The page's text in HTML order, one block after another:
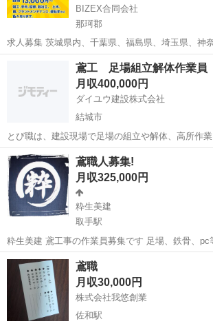
BIZEX合同会社
那珂郡
求人募集 茨城県内、千葉県、福島県、埼玉県、神奈川県、東京都その
他全国の方募集しております。コロナで仕事探し
す。 出張も希望できます。寮完備 業種は土工、プラントメンテナン
ス、電気工事、塗装、外構、鳶、...
鳶職 太陽光
鳶工 足場組立解体作業
月収400,000円
ダイユウ建設株式会社
結城市
とび職は、建設現場で足場の組立や解体、高所作
す。主にビルやマンション、住宅などの建設現場
の設置や重量物の据え付けを担当します。高所作業
管理が重要であり、足場作業主任者や玉掛け...
茨城 結城市 鳶職
鳶職人募集!
月収325,000円
粋生美建
取手駅
粋生美建 鳶工事の作業員募集です 足場、鉄骨、pc等。 勤務地は東
京、神奈川、千葉、埼玉など首都圏が主になりま
あり！！ 努力している人を応援します! 体力、やる
特に募集中です 和気あいあ...
茨城 取手市 取手駅
鳶職
月収30,000円
株式会社我悠創業
佐和駅